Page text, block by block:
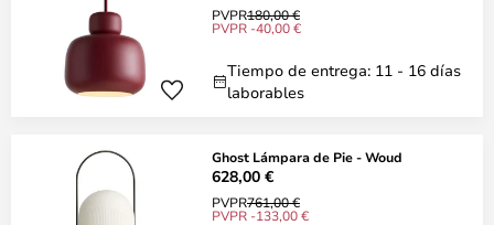
PVPR180,00 €
PVPR -40,00 €
Tiempo de entrega: 11 - 16 días
laborables
Ghost Lámpara de Pie - Woud
628,00 €
PVPR761,00 €
PVPR -133,00 €